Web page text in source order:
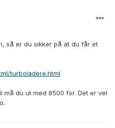
så er du sikker på at du får et
turboladere.html
må du ut med 8500 for. Det er vel